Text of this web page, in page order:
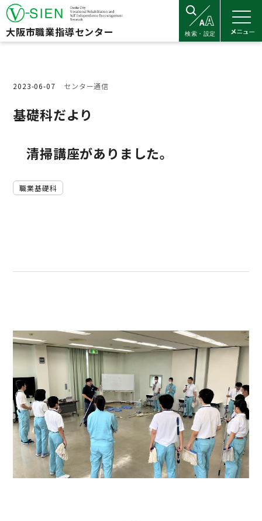
大阪市職業指導センター
2023-06-07 センター通信
基礎科だより
清掃講座がありました。
職業基礎科